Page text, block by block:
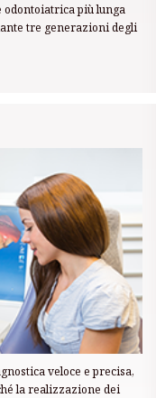
più lunga
tre generazioni degli
veloce e precisa,
la realizzazione dei